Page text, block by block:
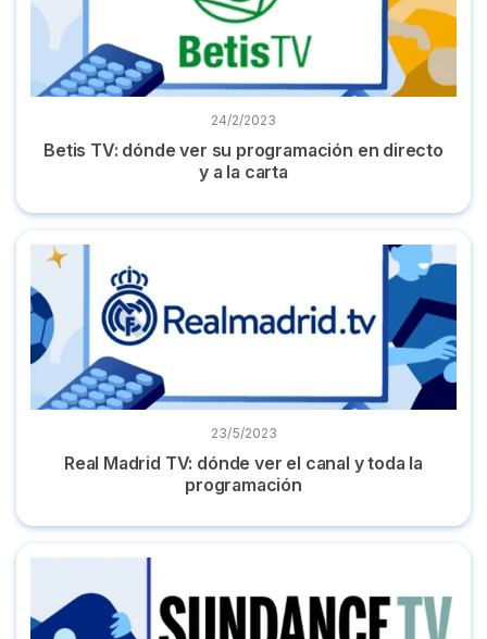
24/2/2023
Betis TV: dónde ver su programación en directo
y a la carta
Real Madrid TV: dónde ver el canal y toda la programación
23/5/2023
Real Madrid TV: dónde ver el canal y toda la
programación
Sundance TV: dónde ver, programación, series y ver online